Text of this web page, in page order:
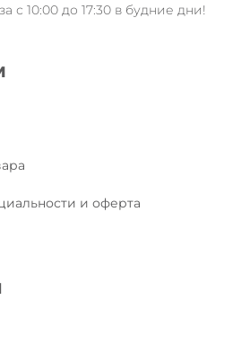
с 10:00 до 17:30 в будние дни!
и оферта